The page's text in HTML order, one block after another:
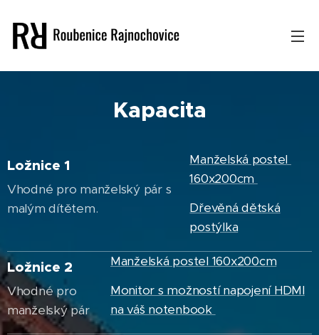
Kapacita
Ložnice 1
Vhodné pro manželský pár s
malým dítětem.
Manželská postel
160x200cm
Dřevěná dětská
postýlka
Ložnice 2
Vhodné pro
manželský pár
Manželská postel 160x200cm
Monitor s možností napojení HDMI
na váš notenbook